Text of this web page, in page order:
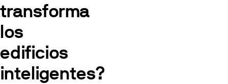
transforma
los
edificios
inteligentes?